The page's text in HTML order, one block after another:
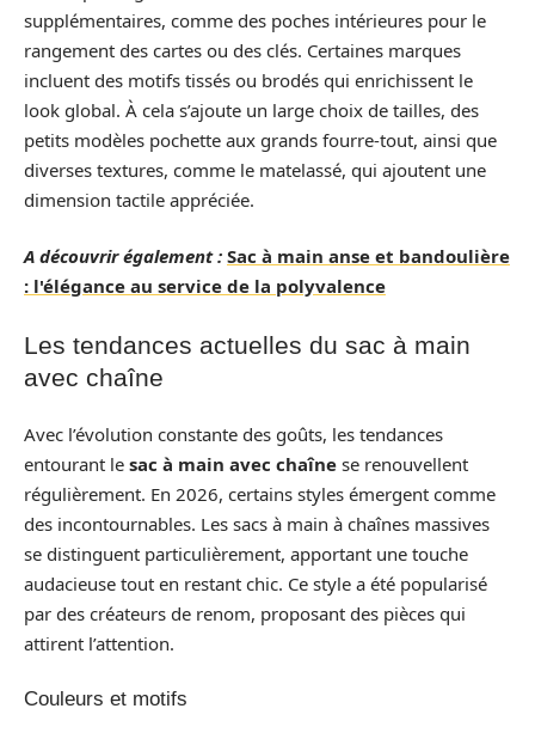
supplémentaires, comme des poches intérieures pour le
rangement des cartes ou des clés. Certaines marques
incluent des motifs tissés ou brodés qui enrichissent le
look global. À cela s’ajoute un large choix de tailles, des
petits modèles pochette aux grands fourre-tout, ainsi que
diverses textures, comme le matelassé, qui ajoutent une
dimension tactile appréciée.
A découvrir également : Sac à main anse et bandoulière
: l'élégance au service de la polyvalence
Les tendances actuelles du sac à main
avec chaîne
Avec l’évolution constante des goûts, les tendances
entourant le sac à main avec chaîne se renouvellent
régulièrement. En 2026, certains styles émergent comme
des incontournables. Les sacs à main à chaînes massives
se distinguent particulièrement, apportant une touche
audacieuse tout en restant chic. Ce style a été popularisé
par des créateurs de renom, proposant des pièces qui
attirent l’attention.
Couleurs et motifs